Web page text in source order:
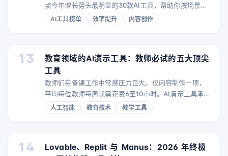
点今年增长势头最明显的30款AI工具，帮助你按场景快
速选型。
AI工具榜单 效率提升 内容创作
13
教育领域的AI演示工具：教师必试的五大顶尖
工具
教师们在备课工作中常感压力巨大。仅内容制作一项，
平均每位教师每周就需花费6至10小时。AI演示工具承诺
能将这部分时间减半，但哪些工具真正有效？我们测试
了六个平台，带你了解答案。 什么是教育用AI演示工
言，这意味着可以专注于教学，而不必为制作PPT而烦
人工智能 教育技术 教学工具
14
Lovable、Replit 与 Manus：2026 年终极